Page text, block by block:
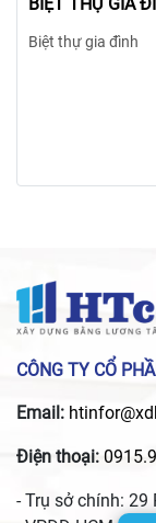
Biệt thự gia đình
CÔNG TY CỔ
Email:
Điện thoại:
- Trụ sở chính: 29